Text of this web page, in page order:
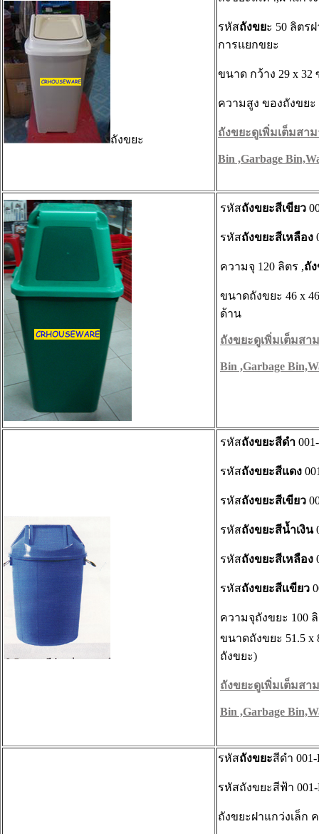
ถังขยะ
รหัสถังขยะ 50 ลิตร
การแยกขยะ
ขนาด กว้าง 29 x 32
ความสูง ของถังขยะ
ถังขยะดูเพิ่มเต็มสา
Bin ,Garbage
รหัสถังขยะสีเขียว
รหัสถังขยะสีเหลือง
ความจุ 120 ลิตร ,ถั
ขนาดถังขยะ 46 x
ด้าน
ถังขยะดูเพิ่มเต็มส
Bin ,Garbage
รหัสถังขยะสีดำ
รหัสถังขยะสีแดง
รหัสถังขยะสีเขียว
รหัสถังขยะสีน้ำเงิน
รหัสถังขยะสีเหลือง
รหัสถังขยะสีเเขียว
ความจุถังขยะ 100
ขนาดถังขยะ 51.5 x
ถังขยะ)
ถังขยะดูเพิ่มเต็มส
Bin ,Garbage
รหัสถังขยะสีดำ
รหัสถังขยะสีฟ้า
ถังขยะฝาแกว่งเล็ก